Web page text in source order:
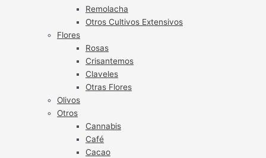
Remolacha
Otros Cultivos Extensivos
Flores
Rosas
Crisantemos
Claveles
Otras Flores
Olivos
Otros
Cannabis
Café
Cacao